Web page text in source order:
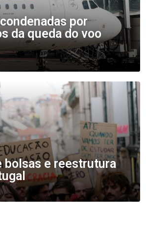
por
da queda do voo
bolsas e reestrutura